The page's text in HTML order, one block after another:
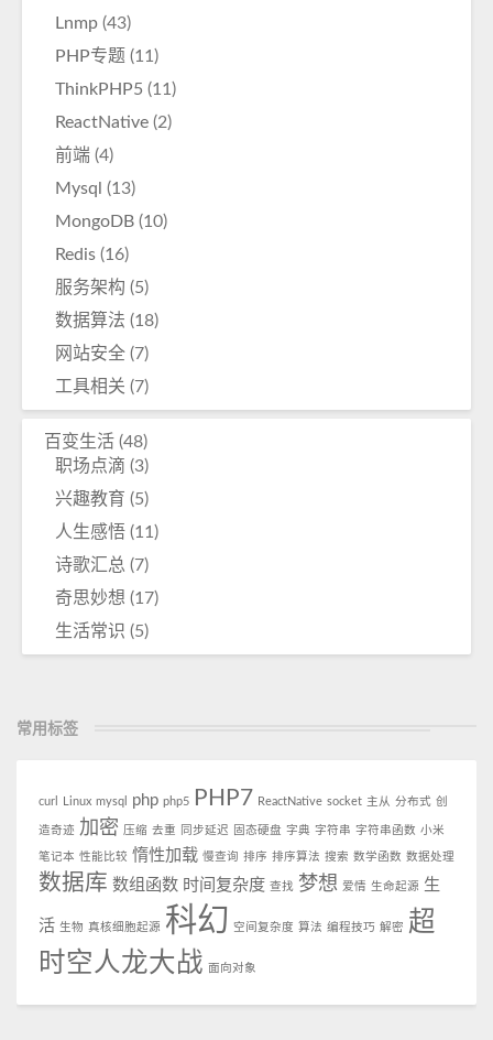
Lnmp (43)
PHP专题 (11)
ThinkPHP5 (11)
ReactNative (2)
前端 (4)
Mysql (13)
MongoDB (10)
Redis (16)
服务架构 (5)
数据算法 (18)
网站安全 (7)
工具相关 (7)
百变生活 (48)
职场点滴 (3)
兴趣教育 (5)
人生感悟 (11)
诗歌汇总 (7)
奇思妙想 (17)
生活常识 (5)
常用标签
curl Linux mysql php php5 PHP7 ReactNative socket 主从 分布式 创
造奇迹 加密 压缩 去重 同步延迟 固态硬盘 字典 字符串 字符串函数 小米
笔记本 性能比较 惰性加载 慢查询 排序 排序算法 搜索 数学函数 数据处理
数据库 数组函数 时间复杂度 查找 梦想 爱情 生命起源 生
活 生物 真核细胞起源 科幻 空间复杂度 算法 编程技巧 解密 超
时空人龙大战 面向对象